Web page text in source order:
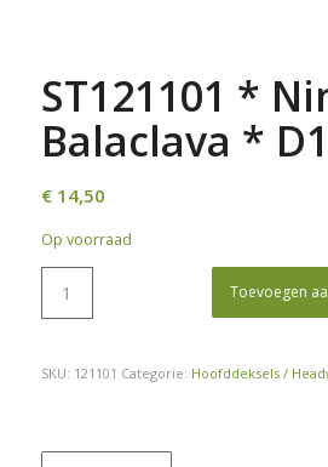
ST121101 *
Balaclava *
€14,50
Op voorraad
Toevoegen
SKU: 121101 Categorie: Hoofddeksels /